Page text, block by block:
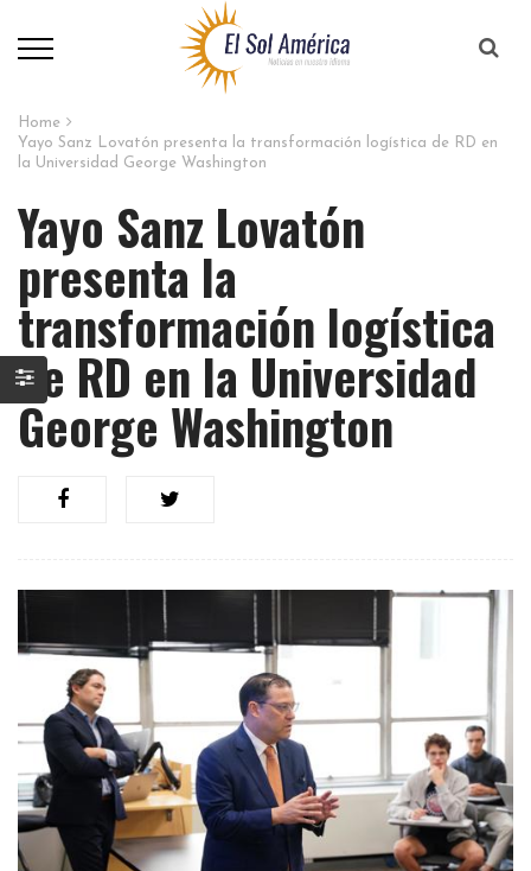
Home
Yayo Sanz Lovatón presenta la transformación logística de RD en
la Universidad George Washington
Yayo Sanz Lovatón
presenta la
transformación logística
de RD en la Universidad
George Washington